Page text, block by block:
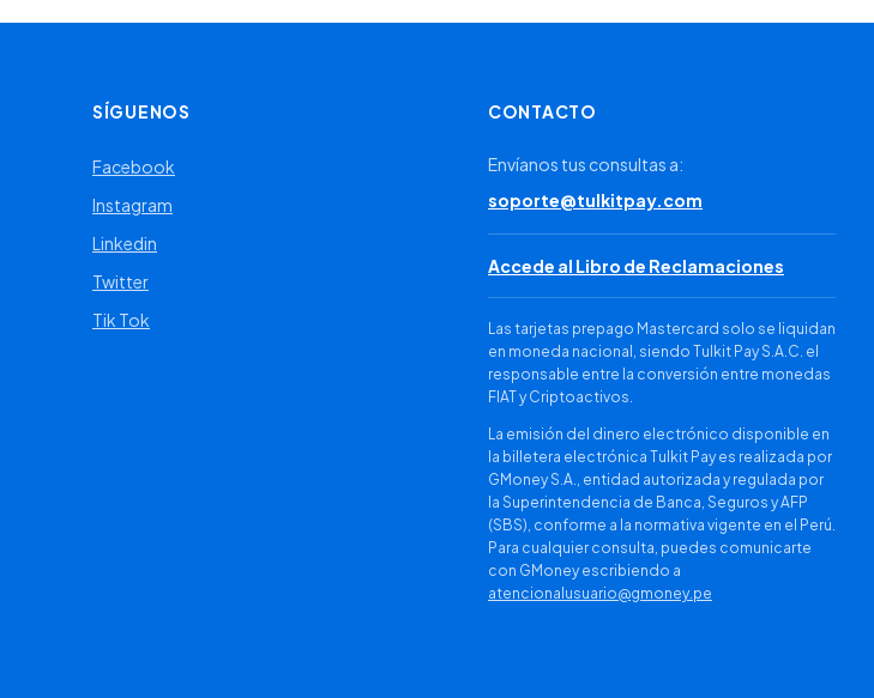
SÍGUENOS
Facebook
Instagram
Linkedin
Twitter
Tik Tok
CONTACTO
Envíanos tus consultas a:
soporte@tulkitpay.com
Accede al Libro de Reclamaciones
Las tarjetas prepago Mastercard solo se liquidan
en moneda nacional, siendo Tulkit Pay S.A.C. el
responsable entre la conversión entre monedas
FIAT y Criptoactivos.
La emisión del dinero electrónico disponible en
la billetera electrónica Tulkit Pay es realizada por
GMoney S.A., entidad autorizada y regulada por
la Superintendencia de Banca, Seguros y AFP
(SBS), conforme a la normativa vigente en el Perú.
Para cualquier consulta, puedes comunicarte
con GMoney escribiendo a
atencionalusuario@gmoney.pe